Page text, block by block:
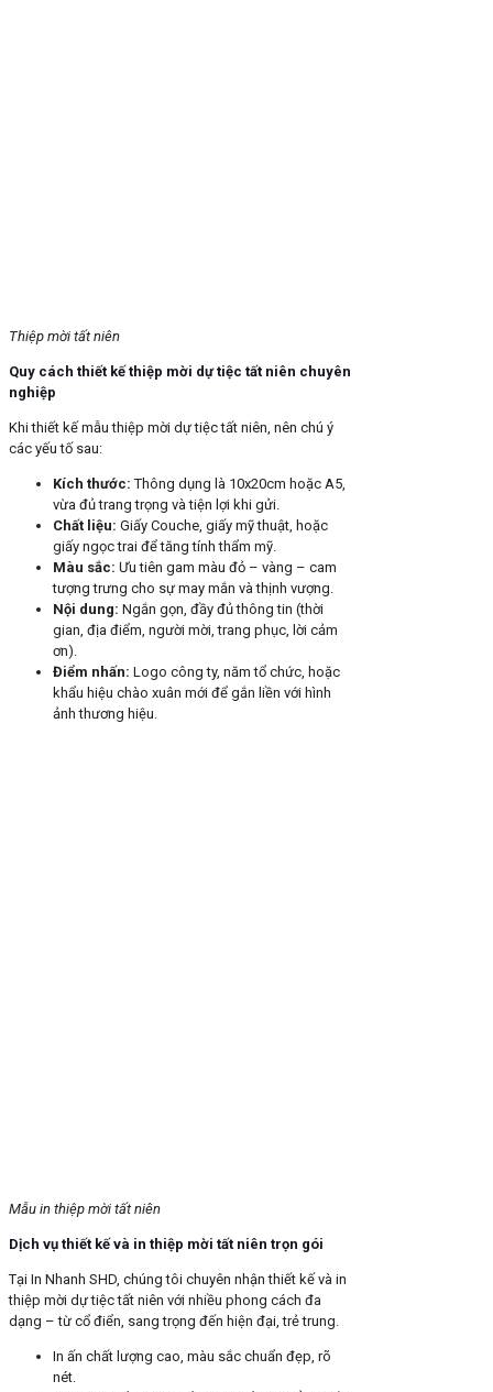
Thiệp mời tất niên
Quy cách thiết kế thiệp mời dự tiệc tất niên chuyên
nghiệp
Khi thiết kế mẫu thiệp mời dự tiệc tất niên, nên chú ý
các yếu tố sau:
Kích thước: Thông dụng là 10x20cm hoặc A5,
vừa đủ trang trọng và tiện lợi khi gửi.
Chất liệu: Giấy Couche, giấy mỹ thuật, hoặc
giấy ngọc trai để tăng tính thẩm mỹ.
Màu sắc: Ưu tiên gam màu đỏ – vàng – cam
tượng trưng cho sự may mắn và thịnh vượng.
Nội dung: Ngắn gọn, đầy đủ thông tin (thời
gian, địa điểm, người mời, trang phục, lời cảm
ơn).
Điểm nhấn: Logo công ty, năm tổ chức, hoặc
khẩu hiệu chào xuân mới để gắn liền với hình
ảnh thương hiệu.
Mẫu in thiệp mời tất niên
Dịch vụ thiết kế và in thiệp mời tất niên trọn gói
Tại In Nhanh SHD, chúng tôi chuyên nhận thiết kế và in
thiệp mời dự tiệc tất niên với nhiều phong cách đa
dạng – từ cổ điển, sang trọng đến hiện đại, trẻ trung.
In ấn chất lượng cao, màu sắc chuẩn đẹp, rõ
nét.